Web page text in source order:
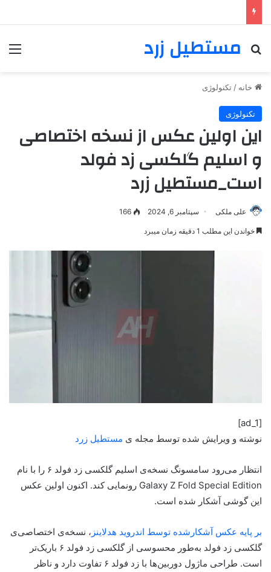
مستطیل زرد
خانه / تکنولوژی
تکنولوژی
این اولین عکس از نسخه اختصاصی
و اسلیم گلکسی زد فولد
است_مستطیل زرد
علی ملکی سپتامبر 6, 2024 166
خواندن این مطلب 1 دقیقه زمان میبرد
[ad_1]
نوشته و ویرایش شده توسط مجله ی مستطیل زرد
انتظار می‌رود سامسونگ نسخه‌ی اسلیم گلکسی زد فولد ۶ را با نام
Galaxy Z Fold Special Edition رونمایی کند. اکنون اولین عکس
این گوشی آشکار شده است.
بر پایه عکس آشکار‌شده توسط اندروید هدلاینز ، نسخه‌ی اختصاصی‌ی
گلکسی زد فولد به‌طور محسوسی از گلکسی زد فولد ۶ باریک‌تر
است. طراحی ماژول دوربین‌ها با زد فولد ۶ تفاوت دارد و ناظر